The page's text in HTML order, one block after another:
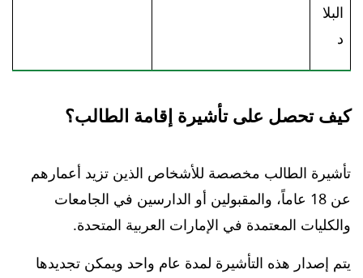
البلا
د
كيف تحصل على تأشيرة إقامة الطالب؟
تأشيرة الطالب مخصصة للأشخاص الذين تزيد أعمارهم
عن 18 عاماً، والمقبولين أو الدارسين في الجامعات
والكليات المعتمدة في الإمارات العربية المتحدة.
يتم إصدار هذه التأشيرة لمدة عام واحد ويمكن تجديدها